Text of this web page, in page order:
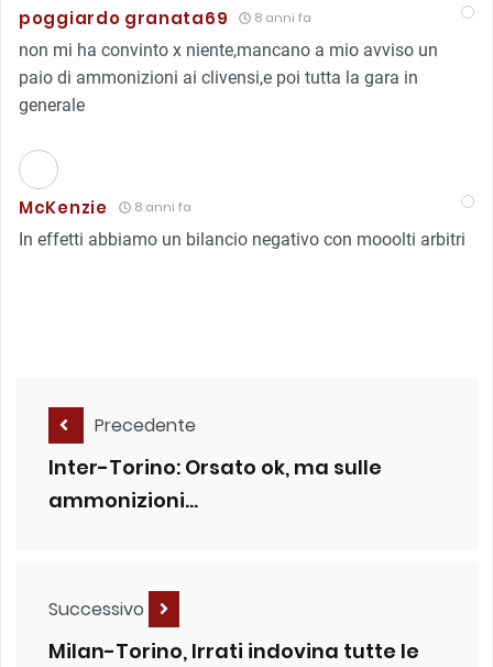
poggiardo granata69 8 anni fa
non mi ha convinto x niente,mancano a mio avviso un
paio di ammonizioni ai clivensi,e poi tutta la gara in
generale
McKenzie 8 anni fa
In effetti abbiamo un bilancio negativo con mooolti arbitri
Precedente
Inter-Torino: Orsato ok, ma sulle
ammonizioni…
Successivo
Milan-Torino, Irrati indovina tutte le